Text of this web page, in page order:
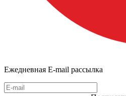
Ежедневная E-mail рассылка